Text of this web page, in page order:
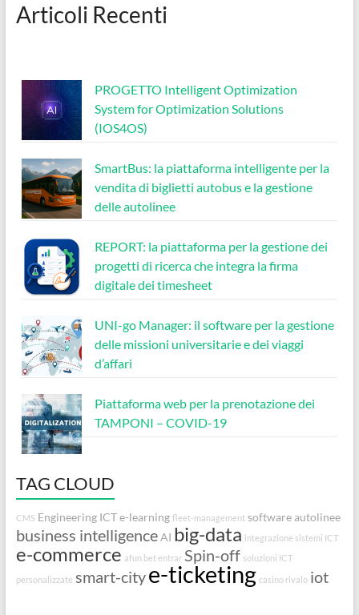
Articoli Recenti
PROGETTO Intelligent Optimization
System for Optimization Solutions
(IOS4OS)
SmartBus: la piattaforma intelligente per la
vendita di biglietti autobus e la gestione
delle autolinee
REPORT: la piattaforma per la gestione dei
progetti di ricerca che integra la firma
digitale dei timesheet
UNI-go Manager: il software per la gestione
delle missioni universitarie e dei viaggi
d’affari
Piattaforma web per la prenotazione dei
TAMPONI – COVID-19
TAG CLOUD
CMS Engineering ICTe-learning fleet-management software autolinee
business intelligenceAI big-data integrazione sistemi ICT
e-commerce afun bet entrar Spin-off soluzioni ICT
personalizzate smart-citye-ticketing casino rivalo iot